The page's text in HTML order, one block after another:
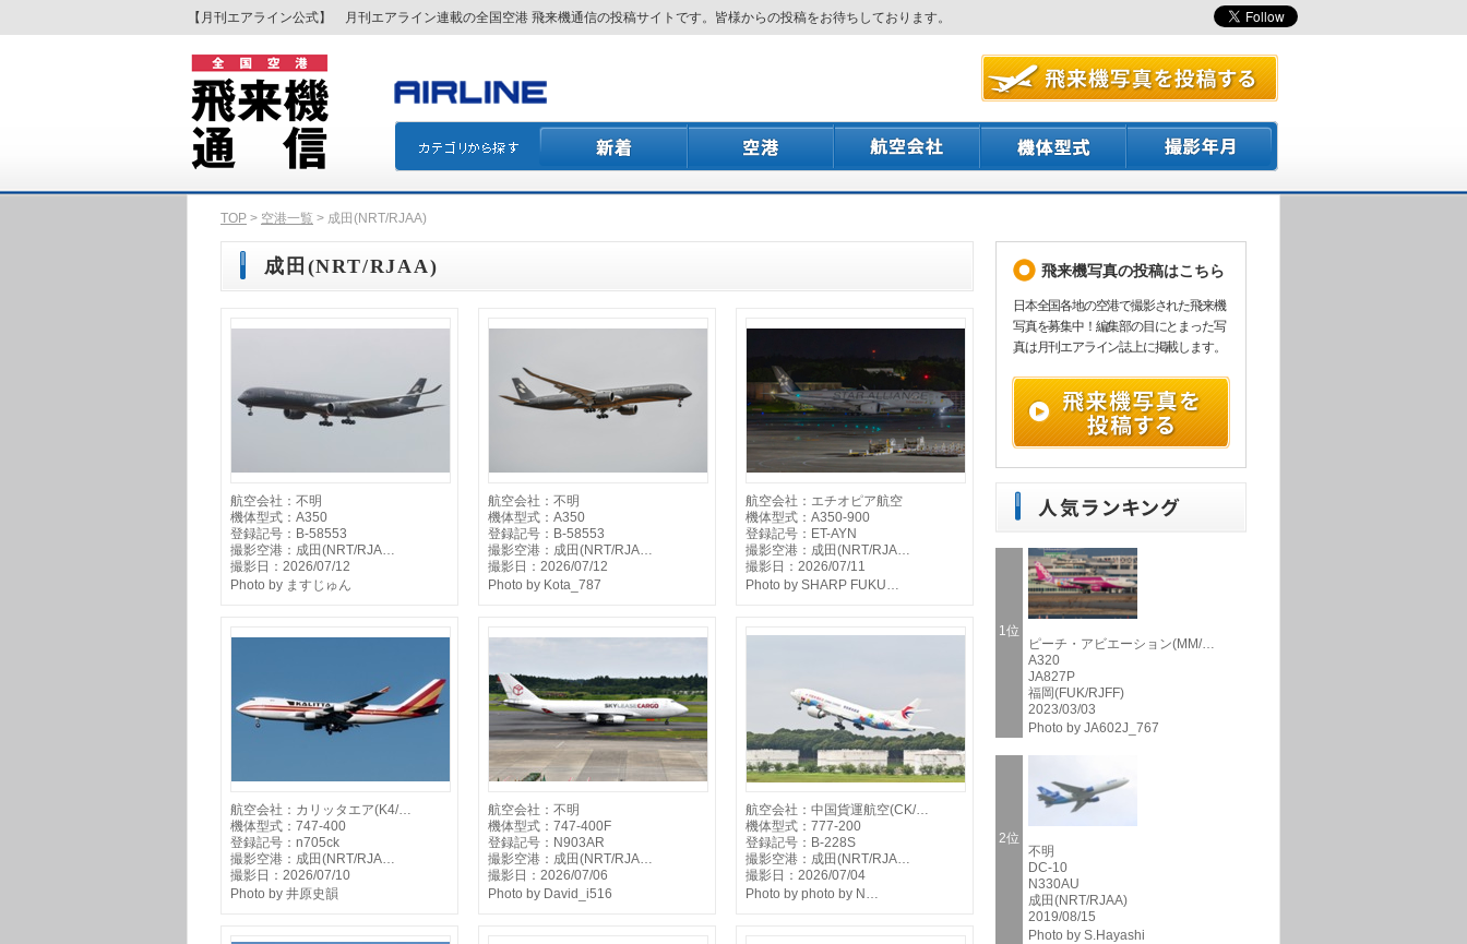
【月刊エアライン公式】 月刊エアライン連載の全国空港 飛来機通信の投稿サイトです。皆様からの投稿をお待ちしております。
TOP > 空港一覧 > 成田(NRT/RJAA)
成田(NRT/RJAA)
航空会社：不明
機体型式：A350
登録記号：B-58553
撮影空港：成田(NRT/RJA…
撮影日：2026/07/12
Photo by ますじゅん
航空会社：不明
機体型式：A350
登録記号：B-58553
撮影空港：成田(NRT/RJA…
撮影日：2026/07/12
Photo by Kota_787
航空会社：エチオピア航空
機体型式：A350-900
登録記号：ET-AYN
撮影空港：成田(NRT/RJA…
撮影日：2026/07/11
Photo by SHARP FUKU…
航空会社：カリッタエア(K4/…
機体型式：747-400
登録記号：n705ck
撮影空港：成田(NRT/RJA…
撮影日：2026/07/10
Photo by 井原史韻
航空会社：不明
機体型式：747-400F
登録記号：N903AR
撮影空港：成田(NRT/RJA…
撮影日：2026/07/06
Photo by David_i516
航空会社：中国貨運航空(CK/…
機体型式：777-200
登録記号：B-228S
撮影空港：成田(NRT/RJA…
撮影日：2026/07/04
Photo by photo by N…
飛来機写真の投稿はこちら
日本全国各地の空港で撮影された飛来機
写真を募集中！編集部の目にとまった写
真は月刊エアライン誌上に掲載します。
1位
ピーチ・アビエーション(MM/…
A320
JA827P
福岡(FUK/RJFF)
2023/03/03
Photo by JA602J_767
2位
不明
DC-10
N330AU
成田(NRT/RJAA)
2019/08/15
Photo by S.Hayashi